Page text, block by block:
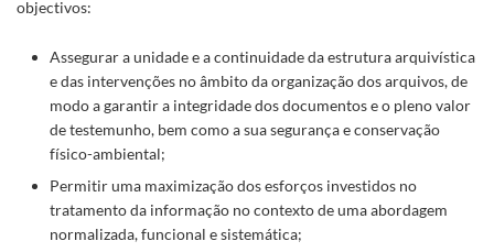
objectivos:
Assegurar a unidade e a continuidade da estrutura arquivística
e das intervenções no âmbito da organização dos arquivos, de
modo a garantir a integridade dos documentos e o pleno valor
de testemunho, bem como a sua segurança e conservação
físico-ambiental;
Permitir uma maximização dos esforços investidos no
tratamento da informação no contexto de uma abordagem
normalizada, funcional e sistemática;